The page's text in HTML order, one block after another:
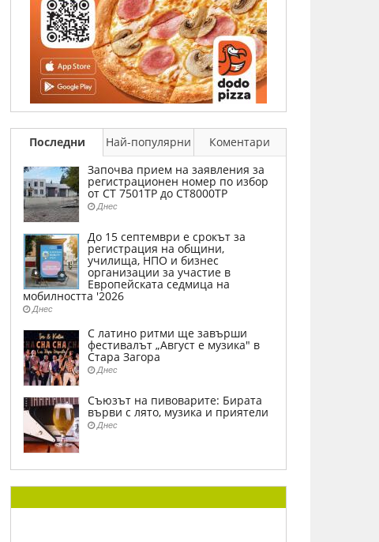
Последни Най-популярни
Коментари
Започва прием на заявления за
регистрационен номер по избор
от СТ 7501ТР до СТ8000ТР
Днес
До 15 септември е срокът за
регистрация на общини,
училища, НПО и бизнес
организации за участие в
Европейската седмица на
мобилността '2026
Днес
С латино ритми ще завърши
фестивалът „Август е музика" в
Стара Загора
Днес
Съюзът на пивоварите: Бирата
върви с лято, музика и приятели
Днес